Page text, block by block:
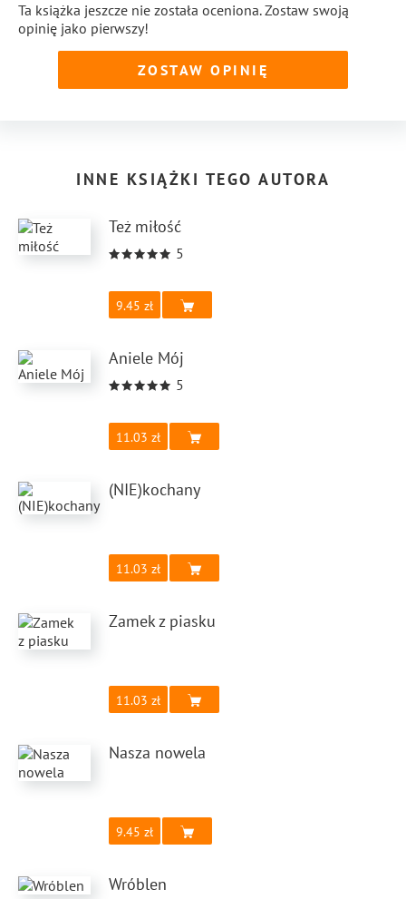
Ta książka jeszcze nie została oceniona. Zostaw swoją
opinię jako pierwszy!
ZOSTAW OPINIĘ
INNE KSIĄŻKI TEGO AUTORA
Też miłość
5
9.45
Aniele Mój
5
11.03
(NIE)kochany
11.03
Zamek z piasku
11.03
Nasza nowela
9.45
Wróblen